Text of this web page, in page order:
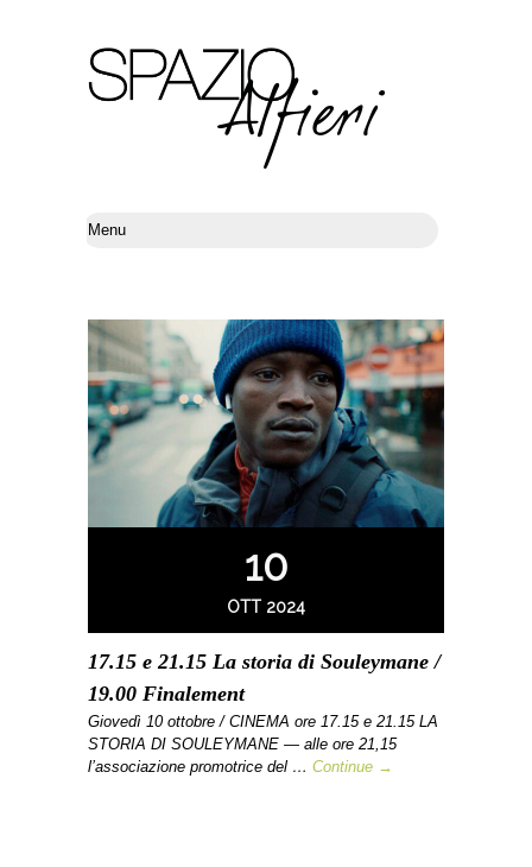
10
OTT 2024
17.15 e 21.15 La storia di Souleymane /
19.00 Finalement
Giovedì 10 ottobre / CINEMA ore 17.15 e 21.15 LA
STORIA DI SOULEYMANE — alle ore 21,15
l’associazione promotrice del … Continue →